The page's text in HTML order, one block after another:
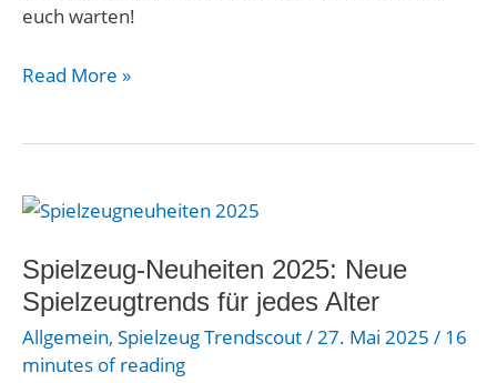
euch warten!
Read More »
Spielzeug-Neuheiten 2025: Neue
Spielzeugtrends für jedes Alter
Allgemein, Spielzeug Trendscout/27. Mai 2025 / 16
minutes of reading
Spielzeug-
2025:
Neue
Spielzeugtrends
für